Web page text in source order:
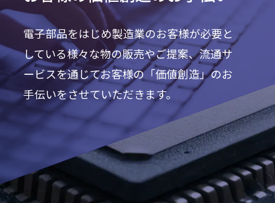
電子部品をはじめ製造業のお客様が必要と
している様々な物の販売やご提案、流通サ
ービスを通じてお客様の「価値創造」のお
手伝いをさせていただきます。